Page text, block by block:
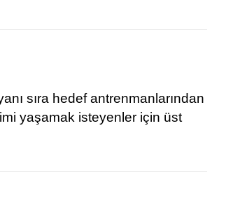
sıra hedef antrenmanlarından
yaşamak isteyenler için üst